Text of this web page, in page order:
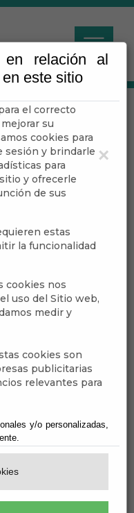
×
en relación al
este sitio
el correcto
su
cookies para
sesión y brindarle
para
y ofrecerle
de sus
estas
la funcionalidad
cookies nos
uso del Sitio web,
medir y
cookies son
publicitarias
relevantes para
y/o personalizadas,
OTOÑO
DE